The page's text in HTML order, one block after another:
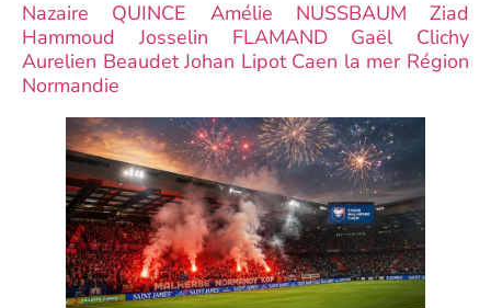
Nazaire QUINCE
Amélie NUSSBAUM
Ziad
Hammoud
Josselin FLAMAND
Gaël Clichy
Aurelien Beaudet Johan Lipot Caen la mer Région
Normandie